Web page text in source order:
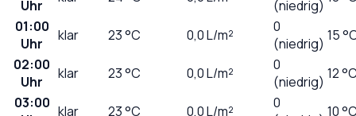
Uhr
(niedrig)
01:00
Uhr
klar 23°C 0,0L/m²
0
(niedrig) 15
02:00
Uhr
klar 23°C 0,0L/m²
0
(niedrig) 12
03:00 klar 23°C 0,0L/m²
0
10